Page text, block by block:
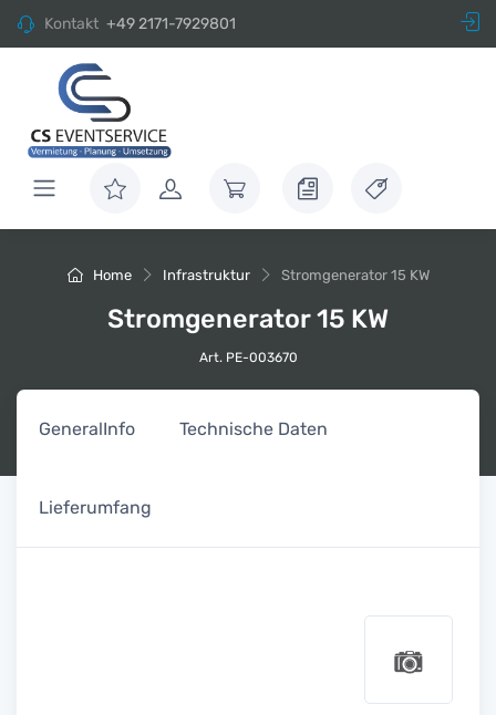
Kontakt +49 2171-7929801
Home Infrastruktur Stromgenerator 15 KW
Stromgenerator 15 KW
Art. PE-003670
GeneralInfo Technische Daten
Lieferumfang